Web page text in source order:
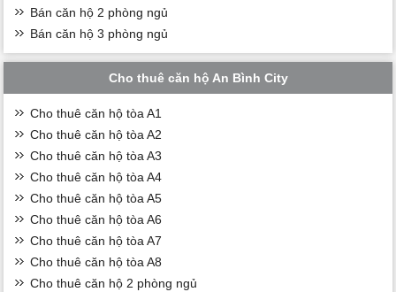
Bán căn hộ 2 phòng ngủ
Bán căn hộ 3 phòng ngủ
Cho thuê căn hộ An Bình City
Cho thuê căn hộ tòa A1
Cho thuê căn hộ tòa A2
Cho thuê căn hộ tòa A3
Cho thuê căn hộ tòa A4
Cho thuê căn hộ tòa A5
Cho thuê căn hộ tòa A6
Cho thuê căn hộ tòa A7
Cho thuê căn hộ tòa A8
Cho thuê căn hộ 2 phòng ngủ